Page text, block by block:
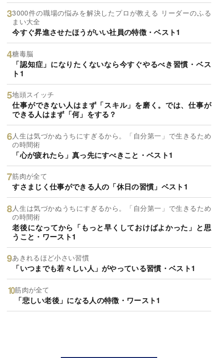
3000件の職場の悩みを解決したプロが教える リーダーのふる
まい大全
今すぐ昇進させたほうがいい社員の特徴・ベスト1
糖毒脳
「認知症」になりたくないなら今すぐやるべき習慣・ベス
ト1
地頭スイッチ
仕事ができない人はまず「スキル」を磨く。では、仕事が
できる人はまず「何」をする？
人生は気づかぬうちにすぎるから。「自分第一」で生きるため
の時間術
「心が疲れたら」真っ先にすべきこと・ベスト1
筋肉が全て
すさまじく仕事ができる人の「休日の習慣」ベスト1
人生は気づかぬうちにすぎるから。「自分第一」で生きるため
の時間術
老後になってから「もっと早くしておけばよかった」と思
うこと・ワースト1
あきれるほど小さい習慣
「いつまでも若々しい人」がやっている習慣・ベスト1
筋肉が全て
「悲しい老後」になる人の特徴・ワースト1